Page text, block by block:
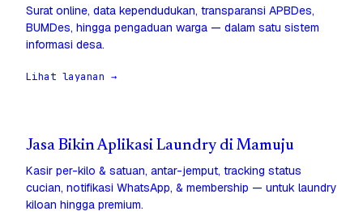
Surat online, data kependudukan, transparansi APBDes,
BUMDes, hingga pengaduan warga — dalam satu sistem
informasi desa.
Lihat layanan →
Jasa Bikin Aplikasi Laundry di Mamuju
Kasir per-kilo & satuan, antar-jemput, tracking status
cucian, notifikasi WhatsApp, & membership — untuk laundry
kiloan hingga premium.